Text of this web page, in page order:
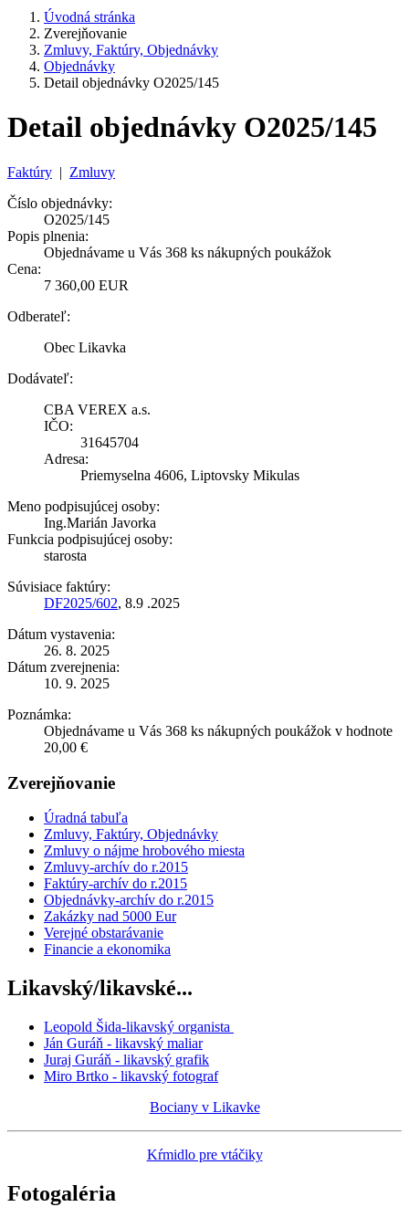
Úvodná stránka
Zverejňovanie
Zmluvy, Faktúry, Objednávky
Objednávky
Detail objednávky O2025/145
Detail objednávky O2025/145
Faktúry | Zmluvy
Číslo objednávky:
O2025/145
Popis plnenia:
Objednávame u Vás 368 ks nákupných poukážok
Cena:
7 360,00 EUR
Odberateľ:
Obec Likavka
Dodávateľ:
CBA VEREX a.s.
IČO:
31645704
Adresa:
Priemyselna 4606, Liptovsky Mikulas
Meno podpisujúcej osoby:
Ing.Marián Javorka
Funkcia podpisujúcej osoby:
starosta
Súvisiace faktúry:
DF2025/602, 8.9 .2025
Dátum vystavenia:
26. 8. 2025
Dátum zverejnenia:
10. 9. 2025
Poznámka:
Objednávame u Vás 368 ks nákupných poukážok v hodnote
20,00 €
Zverejňovanie
Úradná tabuľa
Zmluvy, Faktúry, Objednávky
Zmluvy o nájme hrobového miesta
Zmluvy-archív do r.2015
Faktúry-archív do r.2015
Objednávky-archív do r.2015
Zakázky nad 5000 Eur
Verejné obstarávanie
Financie a ekonomika
Likavský/likavské...
Leopold Šida-likavský organista
Ján Guráň - likavský maliar
Juraj Guráň - likavský grafik
Miro Brtko - likavský fotograf
Bociany v Likavke
Kŕmidlo pre vtáčiky
Fotogaléria